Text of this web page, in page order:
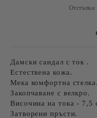
Отстъпка:
Дамски сандал с ток .
Естествена кожа.
Мека комфортна стелка.
Закопчаване с велкро.
Височина на тока - 7,5
Затворени пръсти.